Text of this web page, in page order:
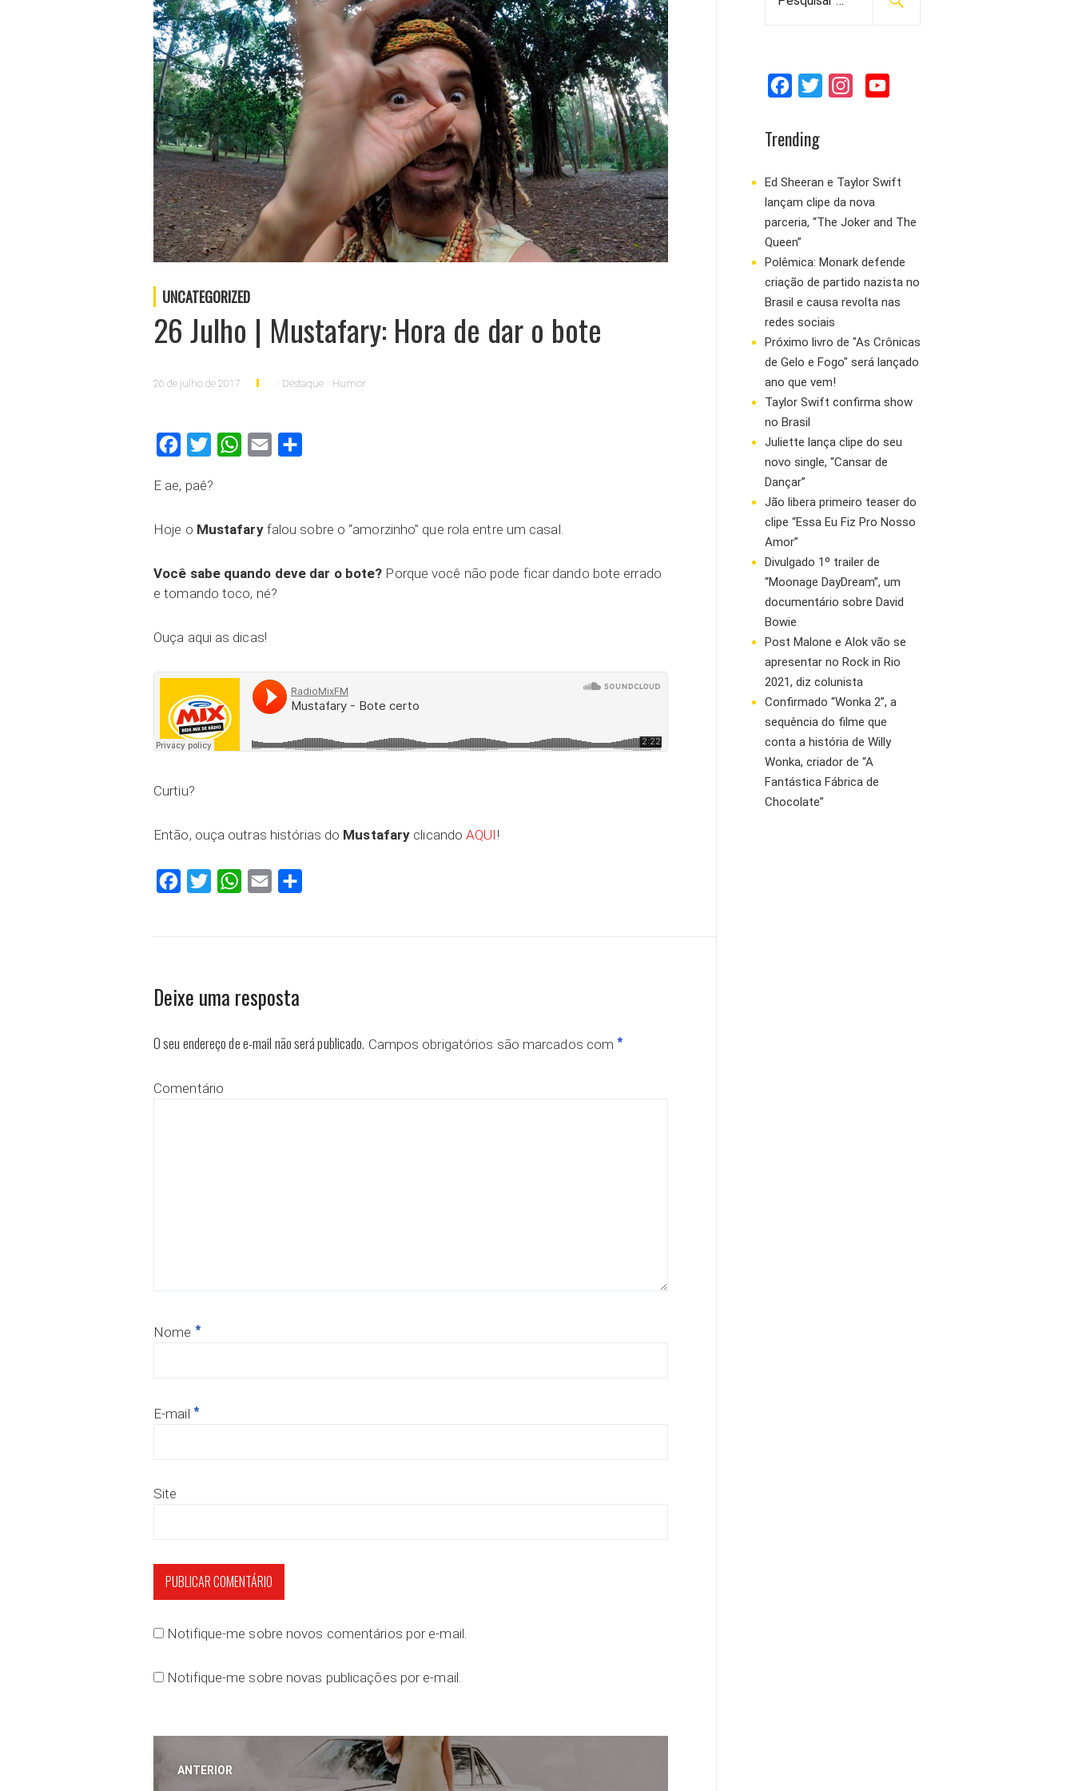
UNCATEGORIZED
26 Julho | Mustafary: Hora de dar o bote
26 de julho de 2017 Destaque Humor
FacebookTwitter WhatsAppEmail
E ae, paê?
Hoje o Mustafaryfalou sobre o “amorzinho” que rola entre um casal.
Você sabe quando deve dar o bote? Porque você não pode ficar dando bote errado
e tomando toco, né?
Ouça aqui as dicas!
Curtiu?
Então, ouça outras histórias do Mustafary clicandoAQUI !
FacebookTwitter WhatsAppEmail
Deixe uma resposta
O seu endereço de e-mail não será publicado. Campos obrigatórios são marcados com *
Comentário
Nome *
E-mail *
Site
Notifique-me sobre novos comentários por e-mail.
Notifique-me sobre novas publicações por e-mail.
Navegação
ANTERIOR
r
o
r
:
c
b
o
o
t
e
r
a
g
r
a
m
u
e
Trending
Ed Sheeran e Taylor Swift
lançam clipe da nova
parceria, “The Joker and The
Queen”
Polêmica: Monark defende
criação de partido nazista no
Brasil e causa revolta nas
redes sociais
Próximo livro de "As Crônicas
de Gelo e Fogo" será lançado
ano que vem!
Taylor Swift confirma show
no Brasil
Juliette lança clipe do seu
novo single, “Cansar de
Dançar”
Jão libera primeiro teaser do
clipe “Essa Eu Fiz Pro Nosso
Amor”
Divulgado 1º trailer de
“Moonage DayDream”, um
documentário sobre David
Bowie
Post Malone e Alok vão se
apresentar no Rock in Rio
2021, diz colunista
Confirmado “Wonka 2”, a
sequência do filme que
conta a história de Willy
Wonka, criador de “A
Fantástica Fábrica de
Chocolate”